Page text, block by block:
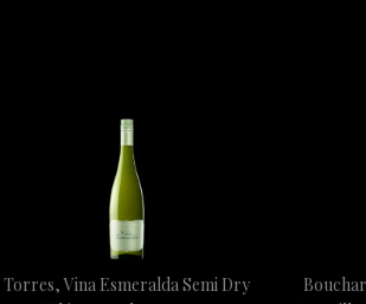
Torres, Vina Esmeralda Semi Dry